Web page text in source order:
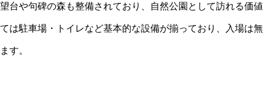
望台や句碑の森も整備されており、自然公園として訪れる価
ては駐車場・トイレなど基本的な設備が揃っており、入場は
ます。